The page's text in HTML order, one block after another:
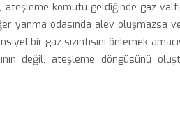
ateşleme komutu geldiğinde gaz
yanma odasında alev oluşmazsa
bir gaz sızıntısını önlemek
değil, ateşleme döngüsünü